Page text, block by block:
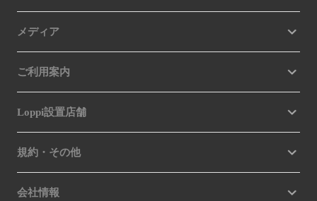
メディア
ご利用案内
Loppi設置店舗
規約・その他
会社情報